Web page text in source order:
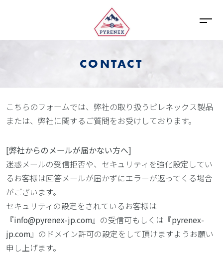
CONTACT
こちらのフォームでは、弊社の取り扱うピレネックス製品
または、弊社に関するご質問をお受けしております。
[弊社からのメールが届かない方へ]
迷惑メールの受信拒否や、セキュリティを強化設定してい
るお客様は回答メールが届かずにエラーが返ってくる場合
がございます。
セキュリティの設定をされているお客様は
『info@pyrenex-jp.com』の受信可もしくは『pyrenex-
jp.com』のドメイン許可の設定をして頂けますようお願い
申し上げます。